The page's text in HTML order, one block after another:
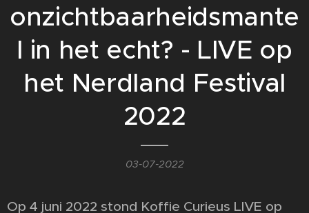
onzichtbaarheidsmante
l in het echt? - LIVE op
het Nerdland Festival
2022
03-07-2022
Op 4 juni 2022 stond Koffie Curieus LIVE op